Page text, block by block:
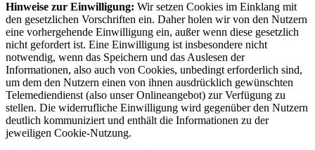
Hinweise zur Einwilligung: Wir setzen Cookies im Einklang mit
den gesetzlichen Vorschriften ein. Daher holen wir von den Nutzern
eine vorhergehende Einwilligung ein, außer wenn diese gesetzlich
nicht gefordert ist. Eine Einwilligung ist insbesondere nicht
notwendig, wenn das Speichern und das Auslesen der
Informationen, also auch von Cookies, unbedingt erforderlich sind,
um dem den Nutzern einen von ihnen ausdrücklich gewünschten
Telemediendienst (also unser Onlineangebot) zur Verfügung zu
stellen. Die widerrufliche Einwilligung wird gegenüber den Nutzern
deutlich kommuniziert und enthält die Informationen zu der
jeweiligen Cookie-Nutzung.